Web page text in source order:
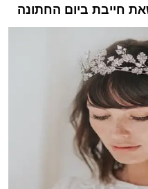
חייבת ביום החתונה